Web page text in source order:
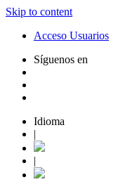
Skip to content
Acceso Usuarios
Síguenos en
Idioma
|
|